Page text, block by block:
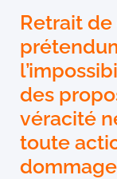
Retrait
des
véracité
toute
dommage